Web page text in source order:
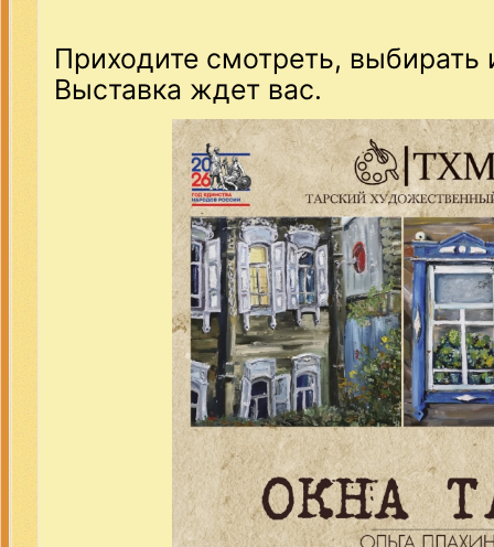
Приходите смотреть, выбирать
Выставка ждет вас.